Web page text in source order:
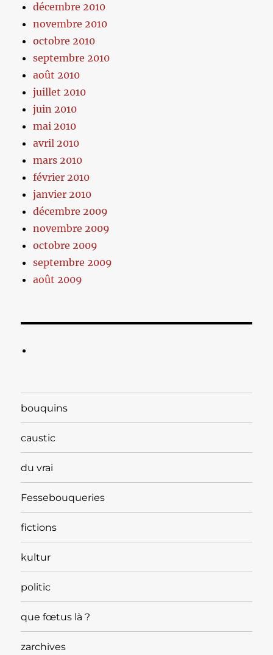
décembre 2010
novembre 2010
octobre 2010
septembre 2010
août 2010
juillet 2010
juin 2010
mai 2010
avril 2010
mars 2010
février 2010
janvier 2010
décembre 2009
novembre 2009
octobre 2009
septembre 2009
août 2009
bouquins
caustic
du vrai
Fessebouqueries
fictions
kultur
politic
que fœtus là ?
zarchives